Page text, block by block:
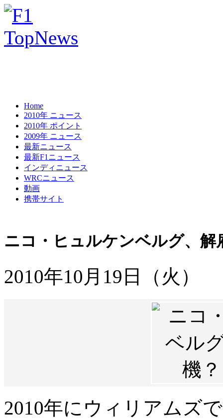
Home
2010年 ニュース
2010年 ポイント
2009年 ニュース
最新ニュース
最新F1ニュース
インディニュース
WRCニュース
動画
携帯サイト
ニコ・ヒュルケンベルグ、解
2010年10月19日（火）
2010年にウィリアムズ